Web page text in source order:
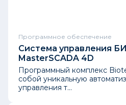
Программное обеспечение
Система управления
MasterSCADA 4D
Программный комплекс
собой уникальную
управления т...